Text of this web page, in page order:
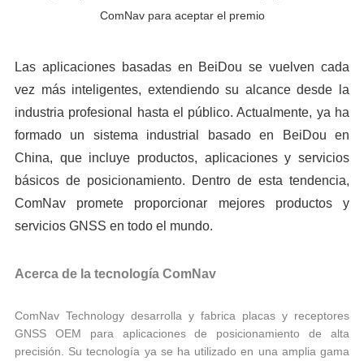
ComNav para aceptar el premio
Las aplicaciones basadas en BeiDou se vuelven cada
vez más inteligentes, extendiendo su alcance desde la
industria profesional hasta el público. Actualmente, ya ha
formado un sistema industrial basado en BeiDou en
China, que incluye productos, aplicaciones y servicios
básicos de posicionamiento. Dentro de esta tendencia,
ComNav promete proporcionar mejores productos y
servicios GNSS en todo el mundo.
Acerca de la tecnología ComNav
ComNav Technology desarrolla y fabrica placas y receptores
GNSS OEM para aplicaciones de posicionamiento de alta
precisión. Su tecnología ya se ha utilizado en una amplia gama